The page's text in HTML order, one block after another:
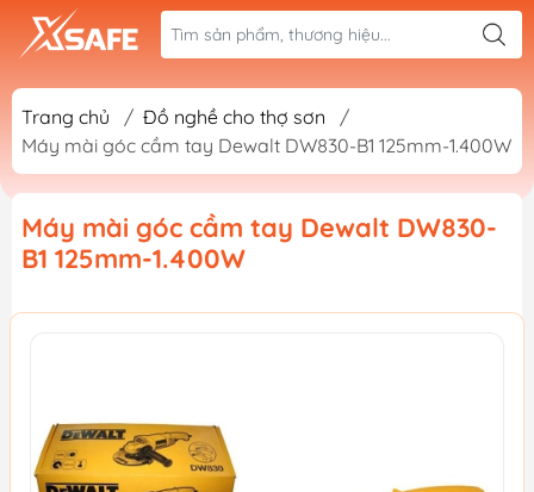
Trang chủ / Đồ nghề cho thợ sơn
/
Máy mài góc cầm tay Dewalt DW830-B1 125mm-1.400W
Máy mài góc cầm tay Dewalt DW830-
B1 125mm-1.400W